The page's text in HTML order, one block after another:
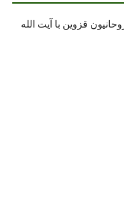
قزوین با آیت الله